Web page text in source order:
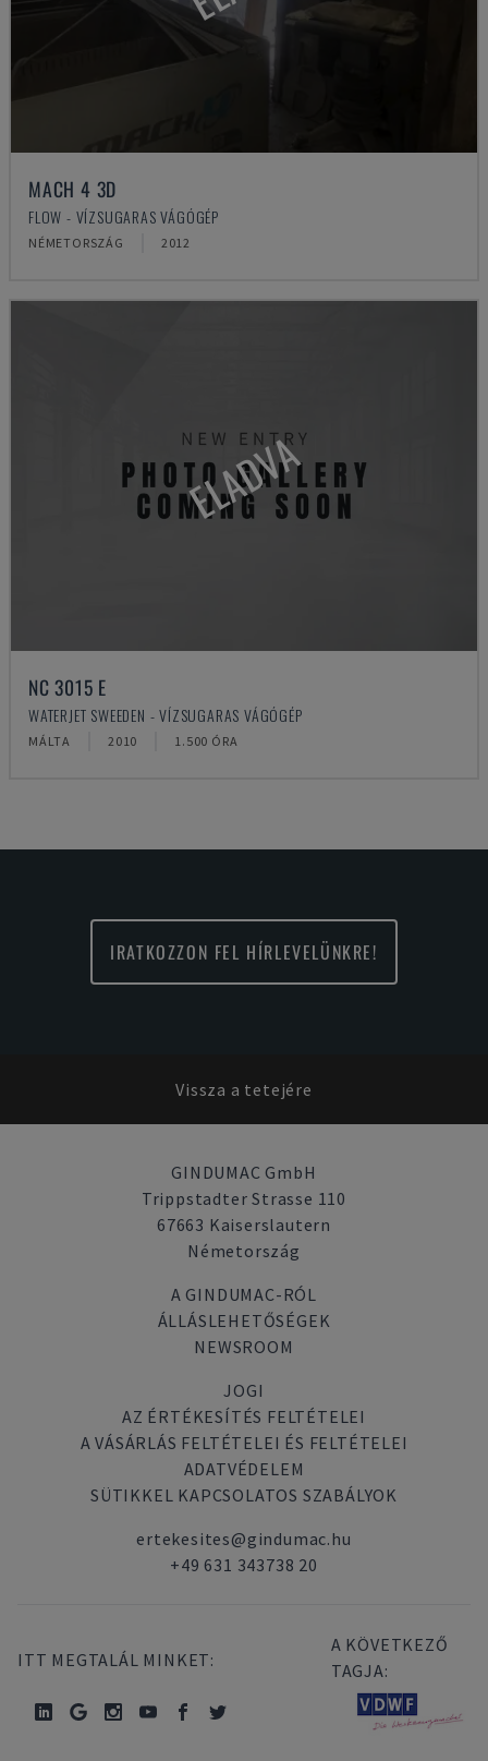
MACH 4 3D
FLOW - VÍZSUGARAS VÁGÓGÉP
NÉMETORSZÁG 2012
ELADVA
NC 3015 E
WATERJET SWEEDEN - VÍZSUGARAS VÁGÓGÉP
MÁLTA 2010 1.500 ÓRA
IRATKOZZON FEL HÍRLEVELÜNKRE!
Vissza a tetejére
GINDUMAC GmbH
Trippstadter Strasse 110
67663 Kaiserslautern
Németország
A GINDUMAC-RÓL
ÁLLÁSLEHETŐSÉGEK
NEWSROOM
JOGI
AZ ÉRTÉKESÍTÉS FELTÉTELEI
A VÁSÁRLÁS FELTÉTELEI ÉS FELTÉTELEI
ADATVÉDELEM
SÜTIKKEL KAPCSOLATOS SZABÁLYOK
ertekesites@gindumac.hu
+49 631 343738 20
ITT MEGTALÁL MINKET:
A KÖVETKEZŐ
TAGJA: